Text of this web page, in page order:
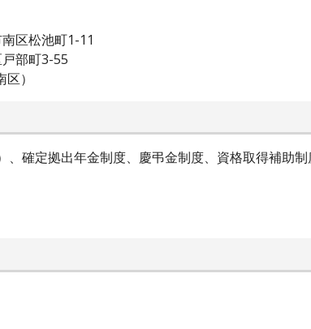
区松池町1-11
部町3-55
）
確定拠出年金制度、慶弔金制度、資格取得補助